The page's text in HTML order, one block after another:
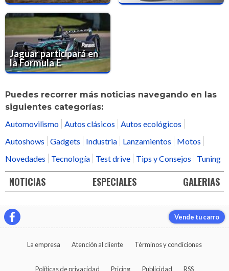
Jaguar participará en
la Formula E
Puedes recorrer más noticias navegando en las
siguientes categorías:
Automovilismo Autos clásicos
Autos ecológicos
Autoshows
Gadgets Industria Lanzamientos
Motos
Novedades
Tecnología Test drive Tips y Consejos Tuning
NOTICIAS ESPECIALES GALERIAS
Vende tu carro
La empresa Atención al cliente Términos y condiciones
Políticas de privacidad Pricing Publicidad RSS